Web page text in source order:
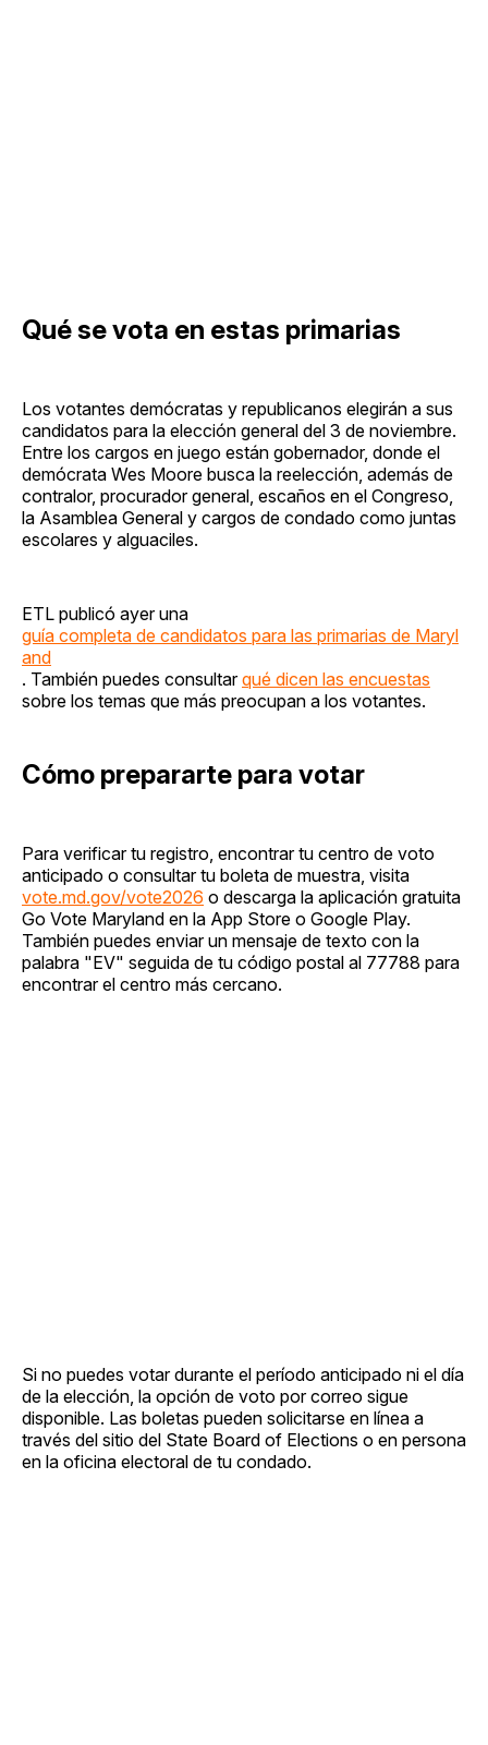
Qué se vota en estas primarias
Los votantes demócratas y republicanos elegirán a sus
candidatos para la elección general del 3 de noviembre.
Entre los cargos en juego están gobernador, donde el
demócrata Wes Moore busca la reelección, además de
contralor, procurador general, escaños en el Congreso,
la Asamblea General y cargos de condado como juntas
escolares y alguaciles.
ETL publicó ayer una
guía completa de candidatos para las primarias de Maryl
and
. También puedes consultarqué dicen las encuestas
sobre los temas que más preocupan a los votantes.
Cómo prepararte para votar
Para verificar tu registro, encontrar tu centro de voto
anticipado o consultar tu boleta de muestra, visita
vote.md.gov/vote2026 o descarga la aplicación gratuita
Go Vote Maryland en la App Store o Google Play.
También puedes enviar un mensaje de texto con la
palabra "EV" seguida de tu código postal al 77788 para
encontrar el centro más cercano.
Si no puedes votar durante el período anticipado ni el día
de la elección, la opción de voto por correo sigue
disponible. Las boletas pueden solicitarse en línea a
través del sitio del State Board of Elections o en persona
en la oficina electoral de tu condado.